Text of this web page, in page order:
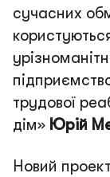
сучасних
трудової
дім» Юрій
Новий